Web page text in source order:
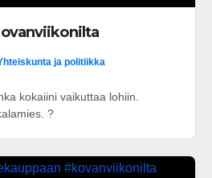
ja politiikka
kokaiini vaikuttaa lohiin.
?